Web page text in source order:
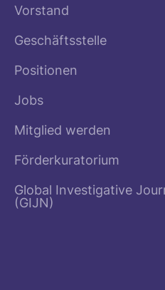
Vorstand
Geschäftsstelle
Positionen
Jobs
Mitglied werden
Förderkuratorium
Global Investigative
(GIJN)